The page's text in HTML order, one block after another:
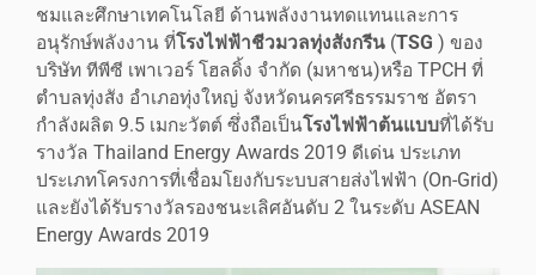
ชมและศึกษาเทคโนโลยี ด้านพลังงานทดแทนและการ
อนุรักษ์พลังงาน ที่โรงไฟฟ้าชีวมวลทุ่งสังกรีน (TSG ) ของ
บริษัท ทีพีซี เพาเวอร์ โฮลดิ้ง จำกัด (มหาชน)หรือ TPCH ที่
ตำบลทุ่งสัง อำเภอทุ่งใหญ่ จังหวัดนครศรีธรรมราช อัตรา
กำลังผลิต 9.5 เมกะวัตต์ ซึ่งถือเป็นโรงไฟฟ้าต้นแบบที่ได้รับ
รางวัล Thailand Energy Awards 2019 ดีเด่น ประเภท
ประเภทโครงการที่เชื่อมโยงกับระบบสายส่งไฟฟ้า (On-Grid)
และยังได้รับรางวัลรองชนะเลิศอันดับ 2 ในระดับ ASEAN
Energy Awards 2019